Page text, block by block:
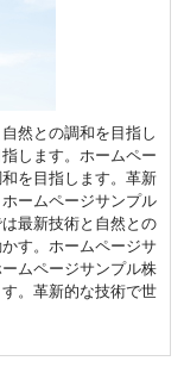
然との調和を目指し
します。ホームペー
を目指します。革新
ームページサンプル
最新技術と自然との
す。ホームページサ
ムページサンプル株
。革新的な技術で世